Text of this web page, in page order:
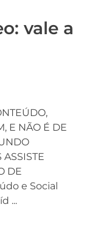
vale a
E NÃO É DE
DE
e Social
...